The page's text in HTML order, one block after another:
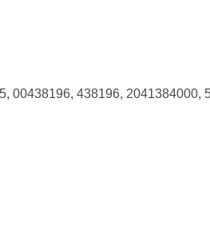
00438196, 438196, 2041384000,